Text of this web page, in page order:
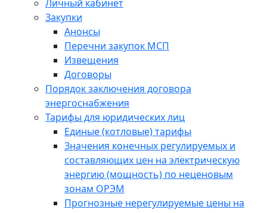
Личный кабинет
Закупки
Анонсы
Перечни закупок МСП
Извещения
Договоры
Порядок заключения договора
энергоснабжения
Тарифы для юридических лиц
Единые (котловые) тарифы
Значения конечных регулируемых и
составляющих цен на электрическую
энергию (мощность) по неценовым
зонам ОРЭМ
Прогнозные нерегулируемые цены на